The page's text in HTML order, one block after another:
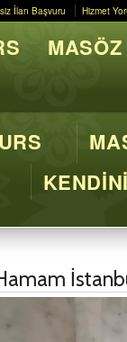
İlan Başvuru Hizmet
Butik
İlan Başvuru Hizmet